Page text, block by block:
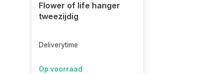
Flower of life hanger
tweezijdig
Deliverytime
Op voorraad